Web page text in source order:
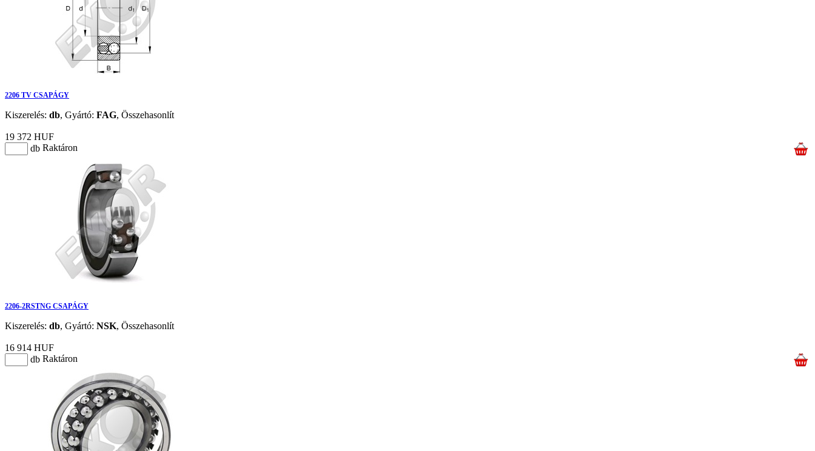
2206 TV CSAPÁGY
Kiszerelés: db, Gyártó: FAG, Összehasonlít
19 372 HUF
db Raktáron
2206-2RSTNG CSAPÁGY
Kiszerelés: db, Gyártó: NSK, Összehasonlít
16 914 HUF
db Raktáron